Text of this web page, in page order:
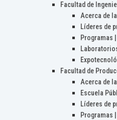
Facultad de
Acerca de
Líderes de
Programas
Facultad de
Acerca de
Escuela
Líderes de
Programas